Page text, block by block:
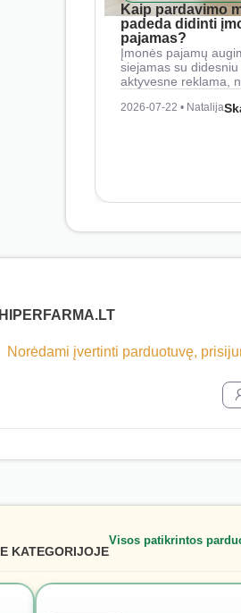
Kaip pardavimo
padeda didinti
pajamas?
Įmonės pajamų
siejamas su didesniu
aktyvesne reklama,
2026-07-22 • Natalija
Norėdami įvertinti parduotuvę,
KATEGORIJOJE
Visos patikrintos